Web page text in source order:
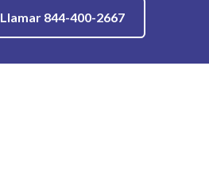
Llamar 844-400-2667